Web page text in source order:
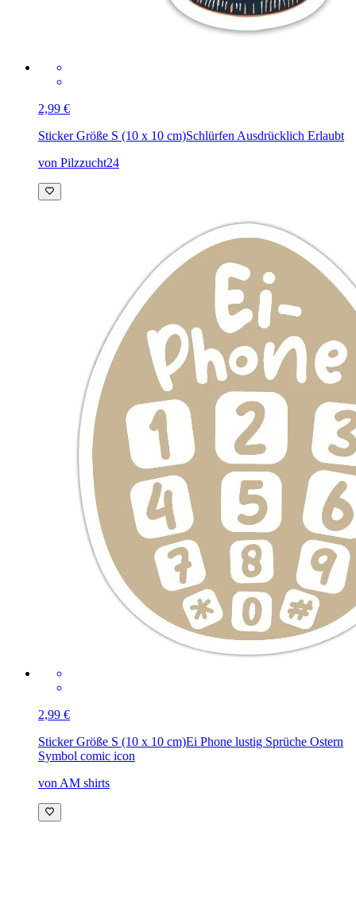
2,99 €
Sticker Größe S (10 x 10 cm)Schlürfen Ausdrücklich Erlaubt
von Pilzzucht24
2,99 €
Sticker Größe S (10 x 10 cm)Ei Phone lustig Sprüche Ostern
Symbol comic icon
von AM shirts